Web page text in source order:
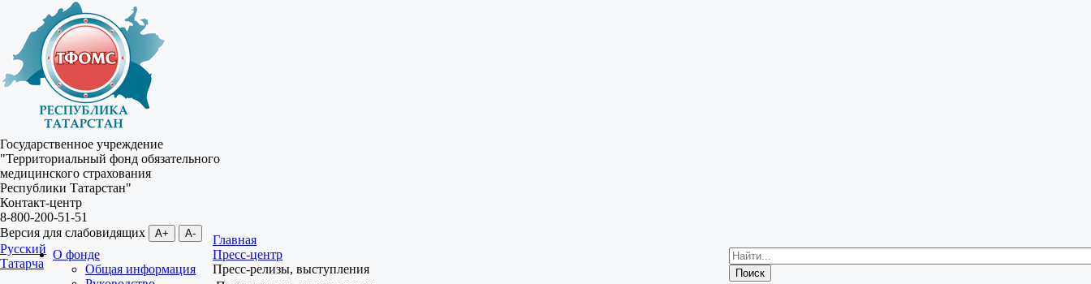
Государственное учреждение
"Территориальный фонд обязательного
медицинского страхования
Республики Татарстан"
Контакт-центр
8-800-200-51-51
Версия для слабовидящих
A+ A-
Русский
Татарча
О фонде
Общая информация
Главная
Пресс-центр
Пресс-релизы, выступления